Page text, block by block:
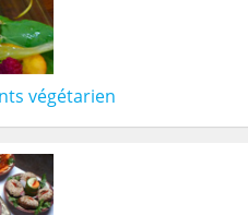
végétarien